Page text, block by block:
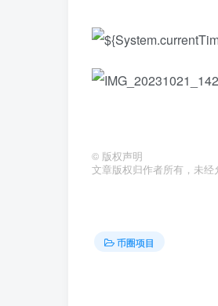
© 版权声明
文章版权归作者所有，未经
币圈项目